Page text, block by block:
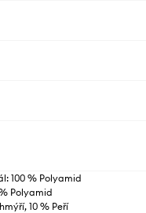
100 % Polyamid
Polyamid
10 % Peří